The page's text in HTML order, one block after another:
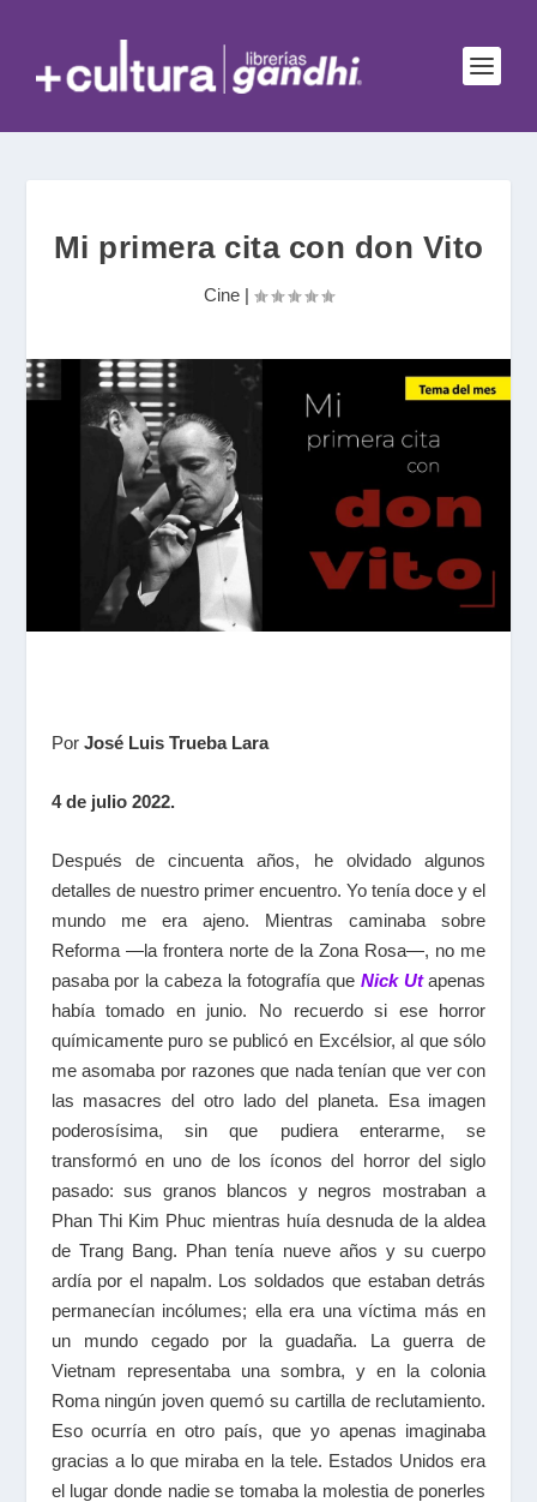
Mi primera cita con don Vito
Cine |
Por José Luis Trueba Lara
4 de julio 2022.
Después de cincuenta años, he olvidado algunos
detalles de nuestro primer encuentro. Yo tenía doce y el
mundo me era ajeno. Mientras caminaba sobre
Reforma —la frontera norte de la Zona Rosa—, no me
pasaba por la cabeza la fotografía que Nick Utapenas
había tomado en junio. No recuerdo si ese horror
químicamente puro se publicó en Excélsior, al que sólo
me asomaba por razones que nada tenían que ver con
las masacres del otro lado del planeta. Esa imagen
poderosísima, sin que pudiera enterarme, se
transformó en uno de los íconos del horror del siglo
pasado: sus granos blancos y negros mostraban a
Phan Thi Kim Phuc mientras huía desnuda de la aldea
de Trang Bang. Phan tenía nueve años y su cuerpo
ardía por el napalm. Los soldados que estaban detrás
permanecían incólumes; ella era una víctima más en
un mundo cegado por la guadaña. La guerra de
Vietnam representaba una sombra, y en la colonia
Roma ningún joven quemó su cartilla de reclutamiento.
Eso ocurría en otro país, que yo apenas imaginaba
gracias a lo que miraba en la tele. Estados Unidos era
el lugar donde nadie se tomaba la molestia de ponerles